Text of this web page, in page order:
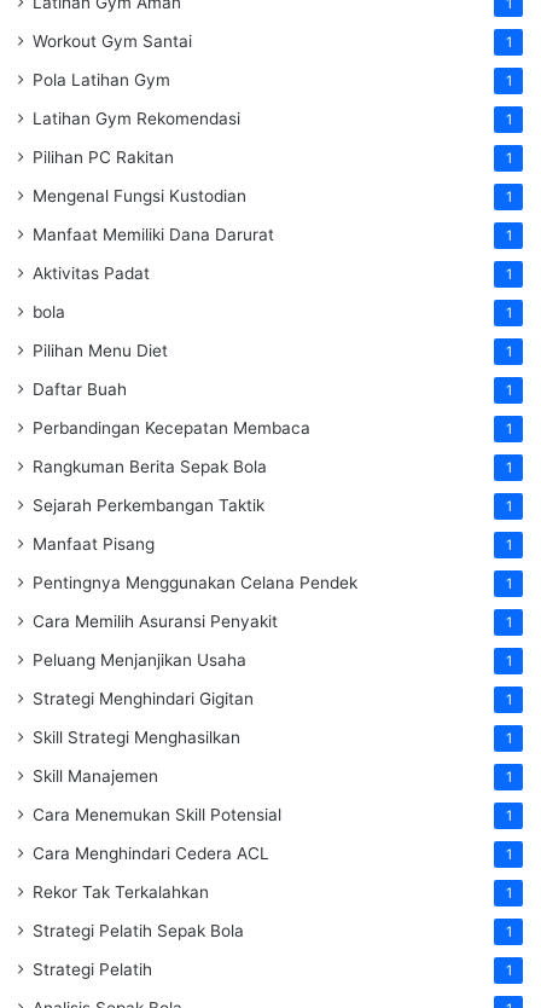
1
Workout Gym Santai 1
Pola Latihan Gym 1
Latihan Gym Rekomendasi 1
Pilihan PC Rakitan 1
Mengenal Fungsi Kustodian 1
Manfaat Memiliki Dana Darurat 1
Aktivitas Padat 1
bola 1
Pilihan Menu Diet 1
Daftar Buah 1
Perbandingan Kecepatan Membaca 1
Rangkuman Berita Sepak Bola 1
Sejarah Perkembangan Taktik 1
Manfaat Pisang 1
Pentingnya Menggunakan Celana Pendek 1
Cara Memilih Asuransi Penyakit 1
Peluang Menjanjikan Usaha 1
Strategi Menghindari Gigitan 1
Skill Strategi Menghasilkan 1
Skill Manajemen 1
Cara Menemukan Skill Potensial 1
Cara Menghindari Cedera ACL 1
Rekor Tak Terkalahkan 1
Strategi Pelatih Sepak Bola 1
Strategi Pelatih 1